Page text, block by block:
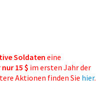
Soldaten eine
15 $ im ersten Jahr der
Aktionen finden Sie hier.